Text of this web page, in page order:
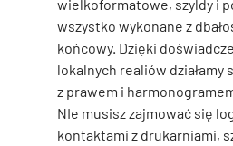
wielkoformatowe, szyldy i
wszystko wykonane z
końcowy. Dzięki
lokalnych realiów działamy
z prawem i
NIe musisz zajmować się
kontaktami z drukarniami,